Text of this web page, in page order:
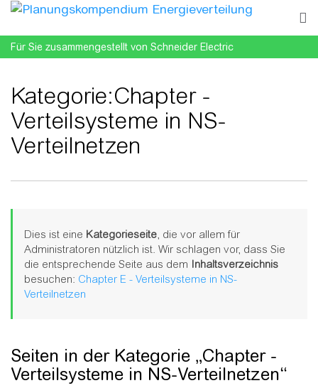
Für Sie zusammengestellt von Schneider Electric
Kategorie:Chapter -
Verteilsysteme in NS-
Verteilnetzen
Dies ist eine Kategorieseite, die vor allem für
Administratoren nützlich ist. Wir schlagen vor, dass Sie
die entsprechende Seite aus dem Inhaltsverzeichnis
besuchen: Chapter E - Verteilsysteme in NS-
Verteilnetzen
Seiten in der Kategorie „Chapter -
Verteilsysteme in NS-Verteilnetzen“